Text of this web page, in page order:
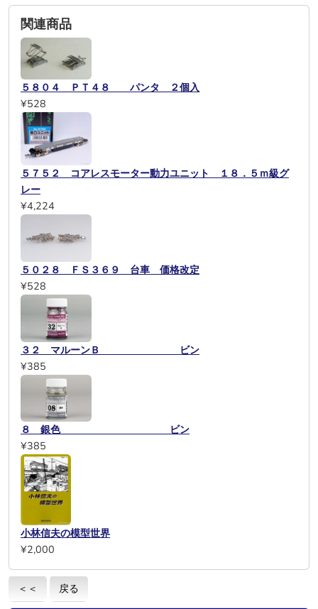
関連商品
５８０４ ＰＴ４８ パンタ ２個入
¥528
５７５２ コアレスモーター動力ユニット １８．５ｍ級グ
レー
¥4,224
５０２８ ＦＳ３６９ 台車 価格改定
¥528
３２ マルーンＢ ビン
¥385
８ 銀色 ビン
¥385
小林信夫の模型世界
¥2,000
＜＜ 戻る